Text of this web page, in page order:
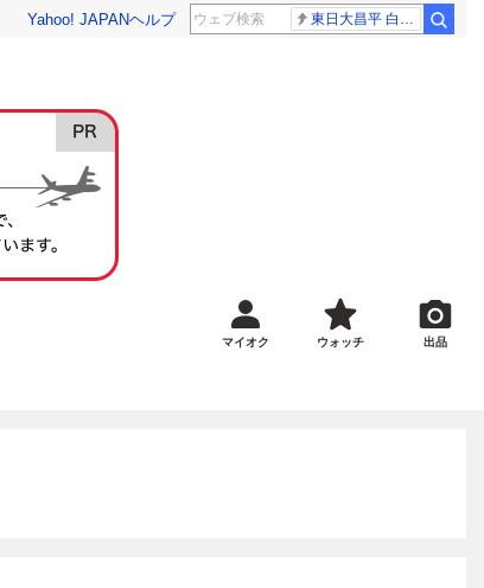
Yahoo! JAPANヘルプ 東日大昌平 白樺学園
マイオク ウォッチ 出品